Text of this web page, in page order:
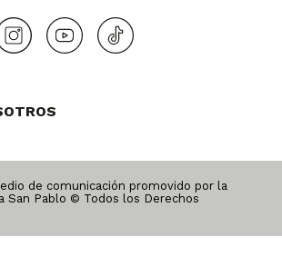
de comunicación promovido por la
San Pablo © Todos los Derechos